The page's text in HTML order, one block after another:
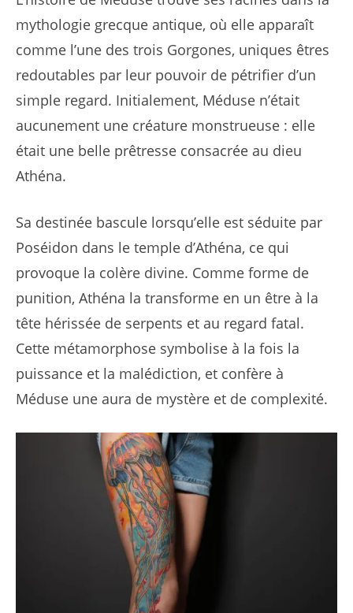
mythologie grecque antique, où elle apparaît
comme l’une des trois Gorgones, uniques êtres
redoutables par leur pouvoir de pétrifier d’un
simple regard. Initialement, Méduse n’était
aucunement une créature monstrueuse : elle
était une belle prêtresse consacrée au dieu
Athéna.
Sa destinée bascule lorsqu’elle est séduite par
Poséidon dans le temple d’Athéna, ce qui
provoque la colère divine. Comme forme de
punition, Athéna la transforme en un être à la
tête hérissée de serpents et au regard fatal.
Cette métamorphose symbolise à la fois la
puissance et la malédiction, et confère à
Méduse une aura de mystère et de complexité.